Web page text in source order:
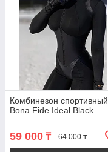
Комбинезон спортивный
Bona Fide Ideal Black
59 000 ₸ 64 000 ₸